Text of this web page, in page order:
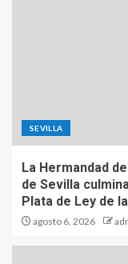
SEVILLA
La Hermandad
de Sevilla
Plata de Ley de
agosto 6, 2026